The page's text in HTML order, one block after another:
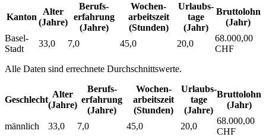
Kanton
Alter
(Jahre)
Berufs­
erfahrung
(Jahre)
Wochen­
arbeitszeit
(Stunden)
Urlaubs­
tage
(Jahr)
Bruttolohn
(Jahr)
Basel-
Stadt
33,0 7,0 45,0 20,0
68.000,00
CHF
Alle Daten sind errechnete Durchschnittswerte.
Geschlecht
Alter
(Jahre)
Berufs­
erfahrung
(Jahre)
Wochen­
arbeitszeit
(Stunden)
Urlaubs­
tage
(Jahre)
Bruttolohn
(Jahr)
männlich 33,0 7,0 45,0 20,0
68.000,00
CHF